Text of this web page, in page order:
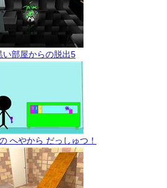
い部屋からの脱出5
へやから だっしゅつ！